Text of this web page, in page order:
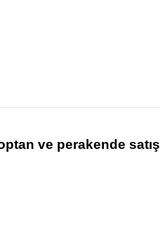
ve perakende satış